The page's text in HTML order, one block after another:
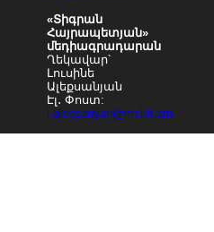
«Տիգրան
Հայրապետյան»
մեդիագրադարան
Ղեկավար՝
Լուսինե
Ալեքսանյան
Էլ․ Փոստ:
l.aleqsanyan@mskh.am